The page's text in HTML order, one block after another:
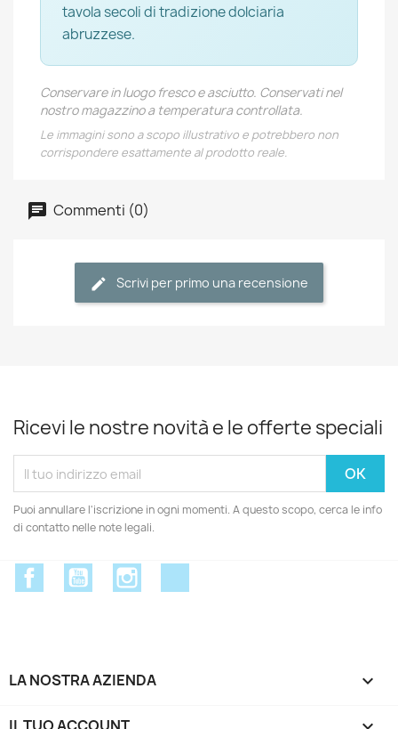
tavola secoli di tradizione dolciaria
abruzzese.
Conservare in luogo fresco e asciutto. Conservati nel
nostro magazzino a temperatura controllata.
Le immagini sono a scopo illustrativo e potrebbero non
corrispondere esattamente al prodotto reale.
Commenti (0)
Scrivi per primo una recensione
Ricevi le nostre novità e le offerte speciali
Puoi annullare l'iscrizione in ogni momenti. A questo scopo, cerca le info
di contatto nelle note legali.
FacebookYouTube
LA NOSTRA AZIENDA 